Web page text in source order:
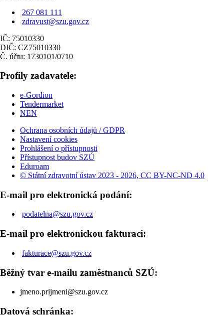
267 081 111
zdravust@szu.gov.cz
IČ: 75010330
DIČ: CZ75010330
Č. účtu: 1730101/0710
Profily zadavatele:
e-Gordion
Tendermarket
NEN
Ochrana osobních údajů / GDPR
Nastavení cookies
Prohlášení o přístupnosti
Přístupnost budov SZÚ
Eduroam
© Státní zdravotní ústav 2023 - 2026, CC BY-NC-ND 4.0
E-mail pro elektronická podání:
podatelna@szu.gov.cz
E-mail pro elektronickou fakturaci:
fakturace@szu.gov.cz
Běžný tvar e-mailu zaměstnanců SZÚ:
jmeno.prijmeni@szu.gov.cz
Datová schránka: